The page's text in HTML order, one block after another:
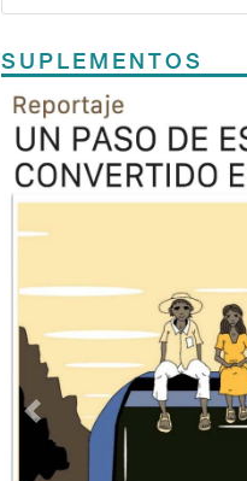
SUPLEMENTOS
Previous